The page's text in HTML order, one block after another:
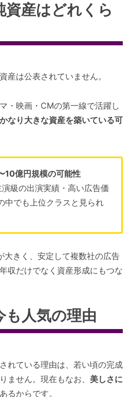
資産はどれくら
産は公表されていません。
・映画・CMの第一線で活躍し
かなり大きな資産を築いている可
10億円規模の可能性
級の出演実績・高い広告価
中でも上位クラスと見られ
大きく、安定して複数社の広告
収だけでなく資産形成にもつな
も人気の理由
れている理由は、若い頃の完成
ません。現在もなお、 美しさに
るからです。